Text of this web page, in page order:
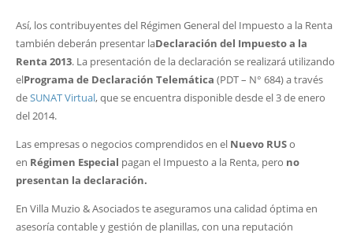
Así, los contribuyentes del Régimen General del Impuesto a la Renta
también deberán presentar laDeclaración del Impuesto a la
Renta 2013. La presentación de la declaración se realizará utilizando
elPrograma de Declaración Telemática (PDT – N° 684) a través
deSUNAT Virtual, que se encuentra disponible desde el 3 de enero
del 2014.
Las empresas o negocios comprendidos en el Nuevo RUSo
en Régimen Especial pagan el Impuesto a la Renta, pero no
presentan la declaración.
En Villa Muzio & Asociados te aseguramos una calidad óptima en
asesoría contable y gestión de planillas, con una reputación